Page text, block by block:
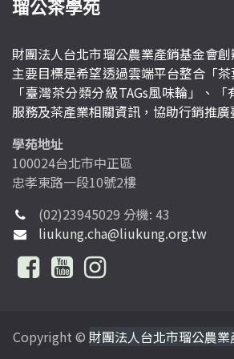
瑠公茶學苑
財團法人台北市瑠公農業產銷基金會創
主要目標是希望透過雲端平台整合「茶
「臺灣茶分類分級TAGs風味輪」、
服務及茶產業相關資訊，協助行銷推廣
學苑地址
100024台北市中正區
忠孝東路一段10號2樓
(02)23945029 分機: 43
liukung.cha@liukung.org.tw
Copyright © 財團法人台北市瑠公農